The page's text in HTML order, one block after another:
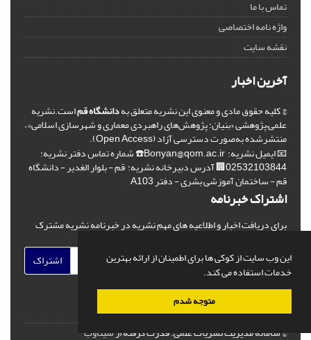
این وب سایت از کوکی ها برای اطمینان از ارائه بهترین
خدمات استفاده می کند.
متوجه شدم
تماس با ما
واژه نامه اختصاصی
نقشه سایت
آخرین اخبار
© کلیه حقوق مادی و معنوی این نشریه متعلق بهدانشگاه قماست.نشریه
علمی–پژوهشی «بنیان: پژوهش‌های راهبردی معماری و شهرسازی اسلامی» –
منتشرشده به‌صورت دسترسی آزاد (Open Access).
📧 ایمیل نشریه: Bonyan@qom.ac.ir☎️ شماره تماس دفتر نشریه:
02532103844🏢 آدرس دبیرخانه نشریه: قم - بلوار الغدیر - دانشگاه
قم - ساختمان آموزشی بشری - دفتر A103
اشتراک خبرنامه
برای دریافت اخبار و اطلاعیه های مهم نشریه در خبرنامه نشریه مشترک
اشتراک
© سامانه مدیریت نشریات علمی.قدرت گرفته ازسیناوب